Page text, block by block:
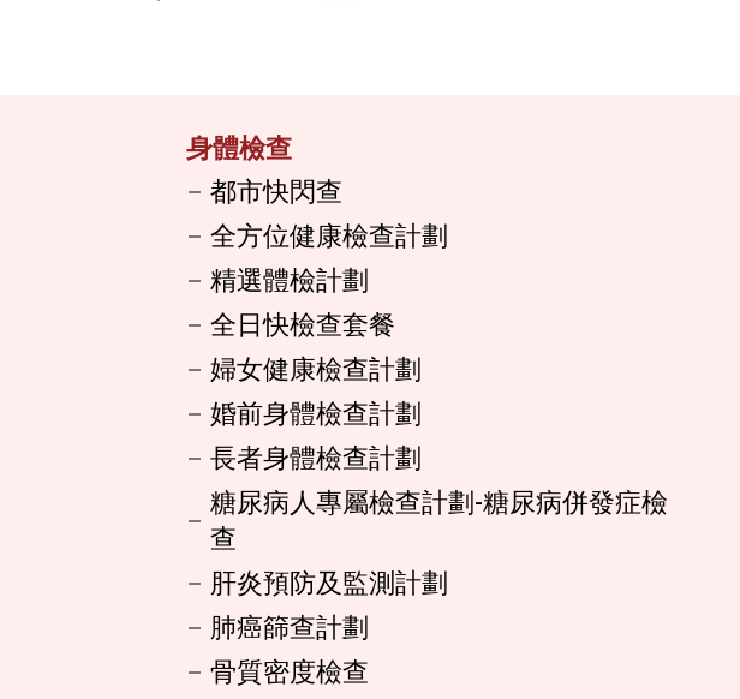
身體檢查
都市快閃查
全方位健康檢查計劃
精選體檢計劃
全日快檢查套餐
婦女健康檢查計劃
婚前身體檢查計劃
長者身體檢查計劃
糖尿病人專屬檢查計劃-糖尿病併發症檢
查
肝炎預防及監測計劃
肺癌篩查計劃
骨質密度檢查